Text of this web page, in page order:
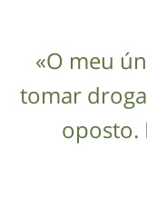
«O meu
tomar
oposto.